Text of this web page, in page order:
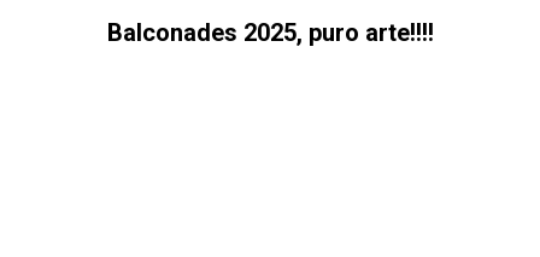
Balconades 2025, puro arte!!!!